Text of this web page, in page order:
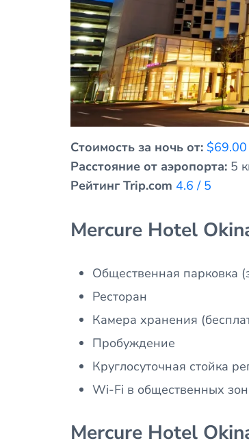
Стоимость за ночь от: $69.00
Расстояние от аэропорта: 5
Рейтинг Trip.com 4.6 / 5
Mercure Hotel
Общественная парковка
Ресторан
Камера хранения
Пробуждение
Круглосуточная стойка
Wi-Fi в общественных
Mercure Hotel